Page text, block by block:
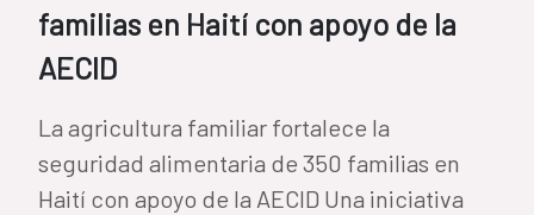
familias en Haití con apoyo de la
AECID
La agricultura familiar fortalece la
seguridad alimentaria de 350 familias en
Haití con apoyo de la AECID Una iniciativa